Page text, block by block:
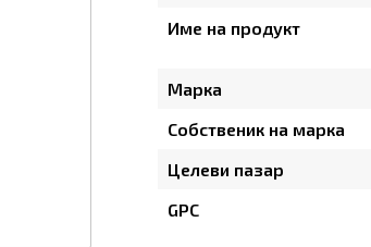
Име на продукт
Марка
Собственик на марка
Целеви пазар
GPC